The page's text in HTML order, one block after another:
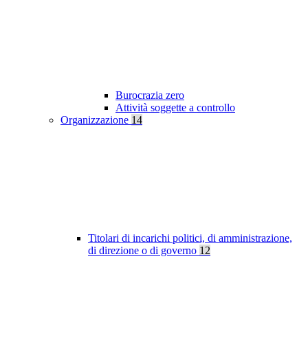
Burocrazia zero
Attività soggette a controllo
Organizzazione 14
Titolari di incarichi politici, di amministrazione,
di direzione o di governo 12